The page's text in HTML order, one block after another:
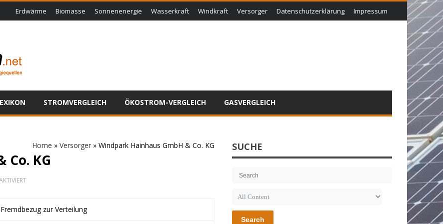
Erdwärme Biomasse Sonnenenergie Wasserkraft Windkraft Versorger Datenschutzerklärung Impressum
STROMVERGLEICH ÖKOSTROM-VERGLEICH GASVERGLEICH
Home » Versorger » Windpark Hainhaus GmbH & Co. KG
Co. KG
FÜR
&
zur Verteilung
SUCHE
Search